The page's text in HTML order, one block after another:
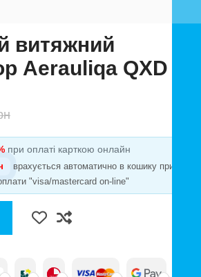
витяжний
Aerauliqa QXD
при оплаті карткою онлайн
врахується автоматично в кошику при
"visa/mastercard on-line"